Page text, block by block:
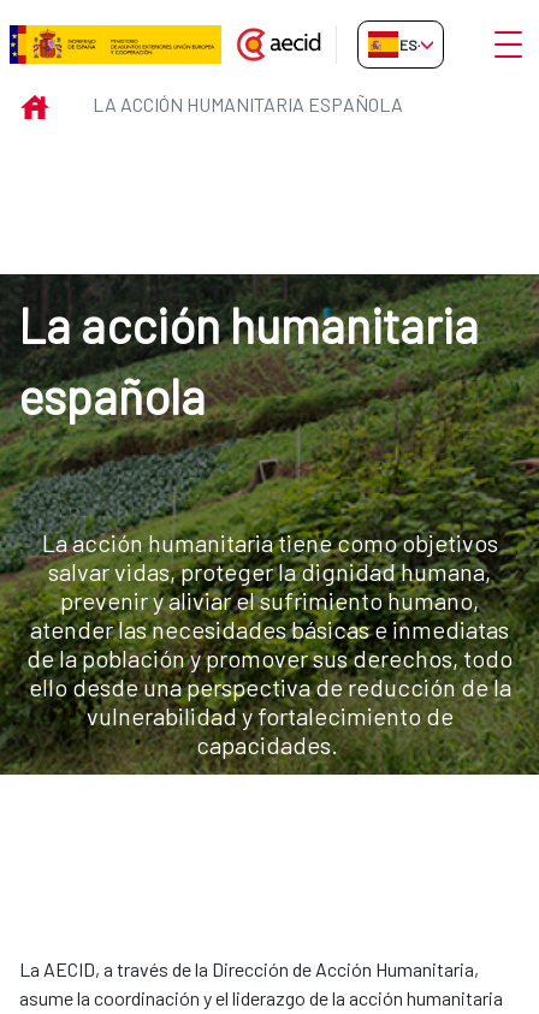
Saltar al contenido principal
La Acción Humanitaria española
ES-ES Abrir
INICIOLA ACCIÓN HUMANITARIA ESPAÑOLA
La acción humanitaria
española
La acción humanitaria tiene como objetivos
salvar vidas, proteger la dignidad humana,
prevenir y aliviar el sufrimiento humano,
atender las necesidades básicas e inmediatas
de la población y promover sus derechos, todo
ello desde una perspectiva de reducción de la
vulnerabilidad y fortalecimiento de
capacidades.
La AECID, a través de la Dirección de Acción Humanitaria,
asume la coordinación y el liderazgo de la acción humanitaria